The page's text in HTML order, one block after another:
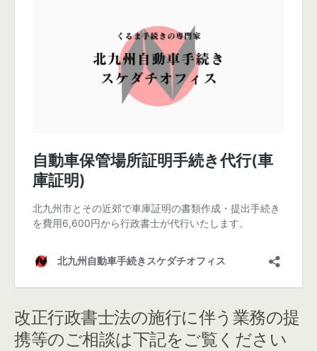
改正行政書士法の施行に伴う業務の提
携等のご相談は下記をご覧ください